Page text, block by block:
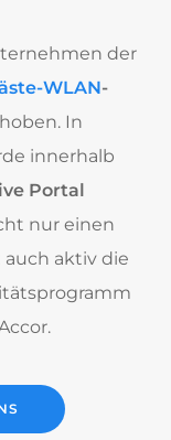
der
WLAN-
In
innerhalb
Portal
nur einen
auch aktiv die